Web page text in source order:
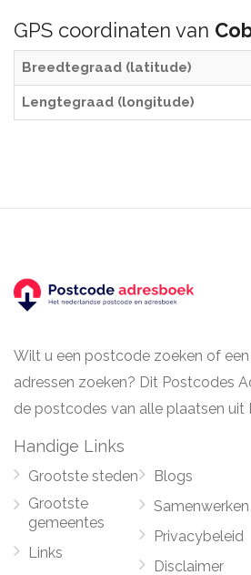
GPS coordinaten van
Breedtegraad (latitude)
Lengtegraad (longitude)
Wilt u een postcode zoeken of
adressen zoeken? Dit Postcodes
de postcodes van alle plaatsen uit
Handige Links
Grootste steden
Grootste
gemeentes
Links
Blogs
Samenwerken
Privacybeleid
Disclaimer